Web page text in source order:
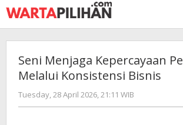
Skip
to
content
Seni Menjaga Kepercayaan
Melalui Konsistensi Bisnis
Tuesday, 28 April 2026, 21:11 WIB
Kusnadi